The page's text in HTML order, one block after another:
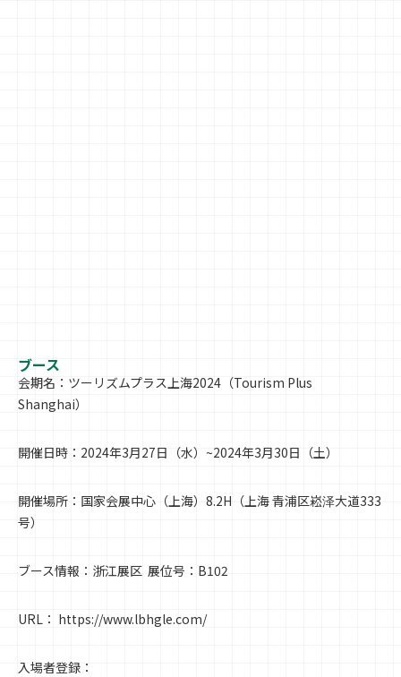
ブース
会期名：ツーリズムプラス上海2024（Tourism Plus
Shanghai）
開催日時：2024年3月27日（水）~2024年3月30日（土）
開催場所：国家会展中心（上海）8.2H（上海 青浦区崧泽大道333
号）
ブース情報：浙江展区 展位号：B102
URL： https://www.lbhgle.com/
入場者登録：